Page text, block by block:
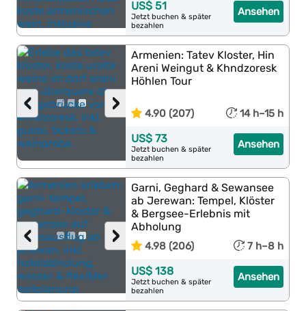
Ansehen
US$ 51
Jetzt buchen & später
bezahlen
›
‹
Armenien: Tatev Kloster, Hin
Areni Weingut & Khndzoresk
Höhlen Tour
4.90 (207) 14 h–15 h
Ansehen
US$ 73
Jetzt buchen & später
bezahlen
›
‹
Garni, Geghard & Sewansee
ab Jerewan: Tempel, Klöster
& Bergsee-Erlebnis mit
Abholung
4.98 (206) 7 h–8 h
Ansehen
US$ 138
Jetzt buchen & später
bezahlen